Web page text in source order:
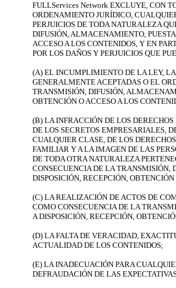
FULLServices Network EXCLUYE, CON
ORDENAMIENTO JURÍDICO,
PERJUICIOS DE TODA NATURALEZA
DIFUSIÓN, ALMACENAMIENTO,
ACCESO A LOS CONTENIDOS, Y EN
POR LOS DAÑOS Y PERJUICIOS QUE
(A) EL INCUMPLIMIENTO DE LA LEY,
GENERALMENTE ACEPTADAS O EL
TRANSMISIÓN, DIFUSIÓN,
OBTENCIÓN O ACCESO A LOS
(B) LA INFRACCIÓN DE LOS
DE LOS SECRETOS EMPRESARIALES,
CUALQUIER CLASE, DE LOS
FAMILIAR Y A LA IMAGEN DE LAS
DE TODA OTRA NATURALEZA
CONSECUENCIA DE LA TRANSMISIÓN,
DISPOSICIÓN, RECEPCIÓN,
(C) LA REALIZACIÓN DE ACTOS DE
COMO CONSECUENCIA DE LA
A DISPOSICIÓN, RECEPCIÓN,
(D) LA FALTA DE VERACIDAD,
ACTUALIDAD DE LOS CONTENIDOS;
(E) LA INADECUACIÓN PARA
DEFRAUDACIÓN DE LAS